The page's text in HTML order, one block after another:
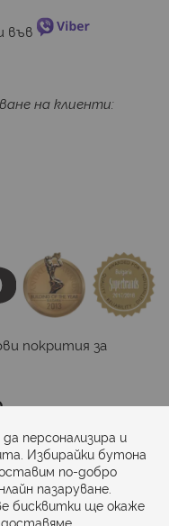
във
на клиенти:
покрития за
персонализира и
Избирайки бутона
по-добро
пазаруване.
бисквитки ще окаже
доставяме